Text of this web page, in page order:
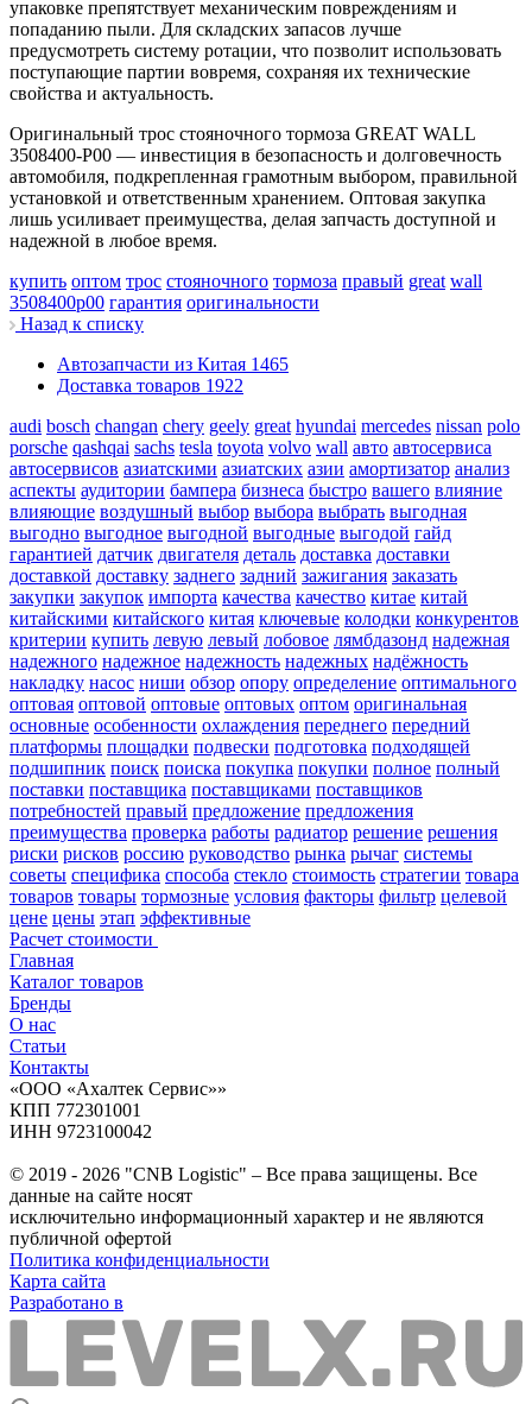
упаковке препятствует механическим повреждениям и
попаданию пыли. Для складских запасов лучше
предусмотреть систему ротации, что позволит использовать
поступающие партии вовремя, сохраняя их технические
свойства и актуальность.
Оригинальный трос стояночного тормоза GREAT WALL
3508400-P00 — инвестиция в безопасность и долговечность
автомобиля, подкрепленная грамотным выбором, правильной
установкой и ответственным хранением. Оптовая закупка
лишь усиливает преимущества, делая запчасть доступной и
надежной в любое время.
купить оптом трос стояночного тормоза правый great wall
3508400p00 гарантия оригинальности
Назад к списку
Автозапчасти из Китая 1465
Доставка товаров 1922
audi bosch changan chery geely great hyundai mercedes nissan polo
porsche qashqai sachs tesla toyota volvo wall авто автосервиса
автосервисов азиатскими азиатских азии амортизатор анализ
аспекты аудитории бампера бизнеса быстро вашего влияние
влияющие воздушный выбор выбора выбрать выгодная
выгодно выгодное выгодной выгодные выгодой гайд
гарантией датчик двигателя деталь доставка доставки
доставкой доставку заднего задний зажигания заказать
закупки закупок импорта качества качество китае китай
китайскими китайского китая ключевые колодки конкурентов
критерии купить левую левый лобовое лямбдазонд надежная
надежного надежное надежность надежных надёжность
накладку насос ниши обзор опору определение оптимального
оптовая оптовой оптовые оптовых оптом оригинальная
основные особенности охлаждения переднего передний
платформы площадки подвески подготовка подходящей
подшипник поиск поиска покупка покупки полное полный
поставки поставщика поставщиками поставщиков
потребностей правый предложение предложения
преимущества проверка работы радиатор решение решения
риски рисков россию руководство рынка рычаг системы
советы специфика способа стекло стоимость стратегии товара
товаров товары тормозные условия факторы фильтр целевой
цене цены этап эффективные
Расчет стоимости
Главная
Каталог товаров
Бренды
О нас
Статьи
Контакты
«ООО «Ахалтек Сервис»»
КПП 772301001
ИНН 9723100042
© 2019 - 2026 "CNB Logistic" – Все права защищены. Все
данные на сайте носят
исключительно информационный характер и не являются
публичной офертой
Политика конфиденциальности
Карта сайта
Разработано в